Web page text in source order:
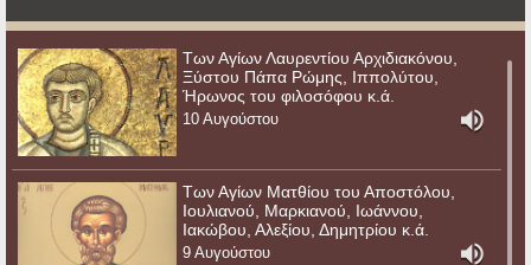
Των Αγίων Λαυρεντίου Αρχιδιακόνου,
Ξύστου Πάπα Ρώμης, Ιππολύτου,
Ήρωνος του φιλοσόφου κ.ά.
10 Αυγούστου
Των Αγίων Ματθίου του Αποστόλου,
Ιουλιανού, Μαρκιανού, Ιωάννου,
Ιακώβου, Αλεξίου, Δημητρίου κ.ά.
9 Αυγούστου